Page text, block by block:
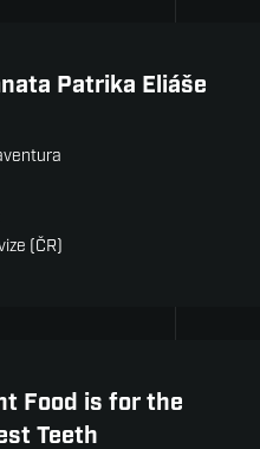
Patrika Eliáše
(ČR)
Food is for the
Teeth